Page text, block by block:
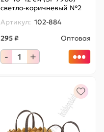
светло-коричневый №2
Артикул: 102-884
295 ₽
Оптовая
- +